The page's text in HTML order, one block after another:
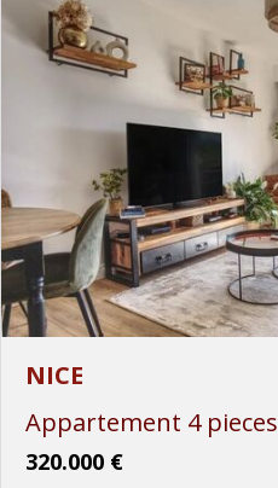
NICE
Appartement 4 pieces
320.000 €